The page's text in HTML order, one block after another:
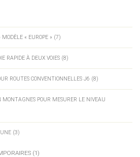
MODÈLE « EUROPE » (7)
RAPIDE À DEUX VOIES (8)
ROUTES CONVENTIONNELLES J6 (8)
MONTAGNES POUR MESURER LE NIVEAU
(3)
(1)